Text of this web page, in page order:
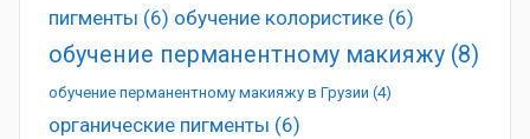
пигменты (6) обучение колористике (6)
обучение перманентному макияжу (8)
обучение перманентному макияжу в Грузии (4)
органические пигменты (6)